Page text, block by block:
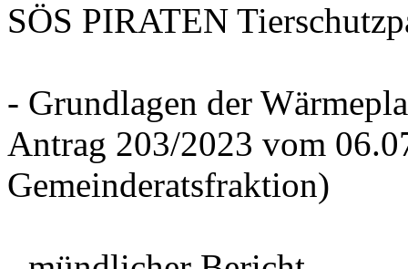
SÖS PIRATEN
- Grundlagen der
Antrag 203/2023 vom
Gemeinderatsfraktion)